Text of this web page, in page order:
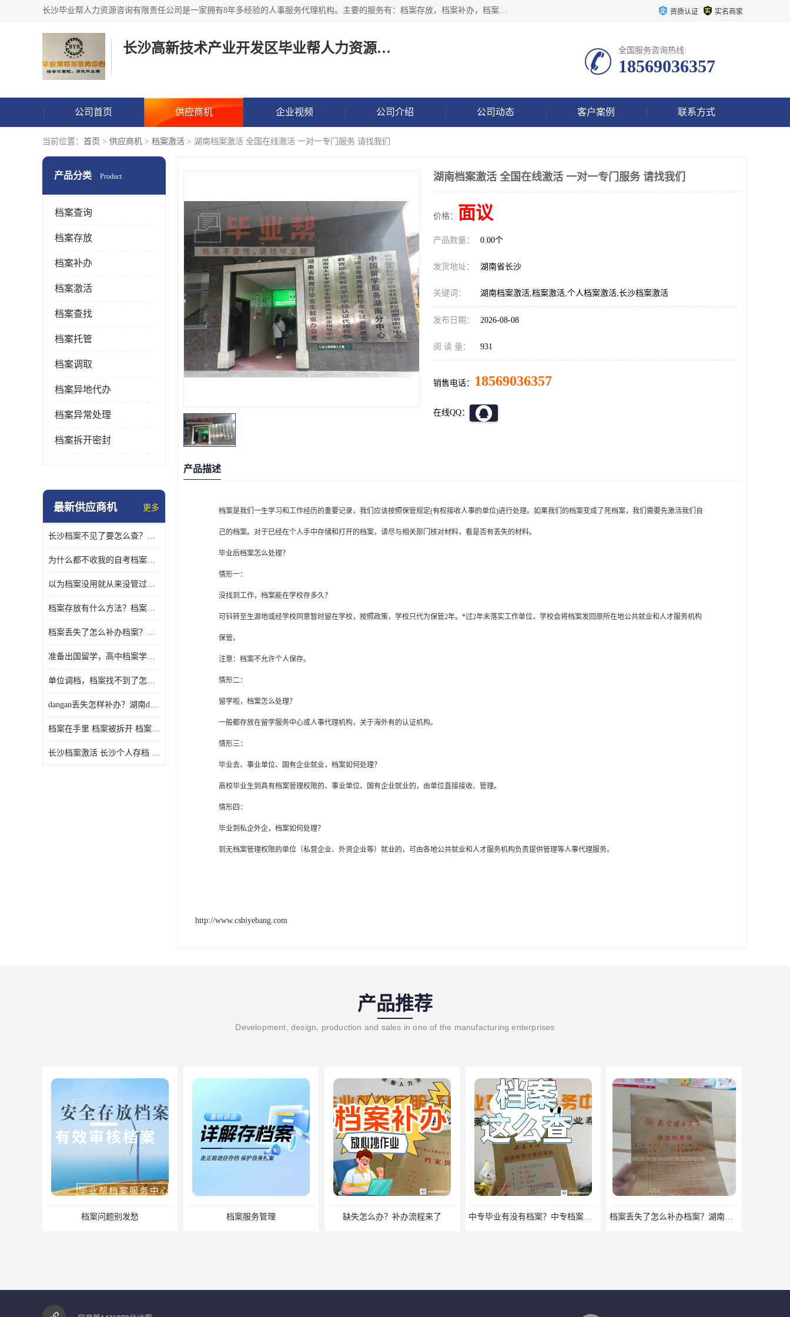
长沙毕业帮人力资源咨询有限责任公司是一家拥有8年多经验的人事服务代理机构。主要的服务有：档案存放，档案补办，档案激活，档案查询，档案查找，档案托管，档案调取，档案异地代办，档案异常处理 等；提供毕业档案处理、人事档案服务、商务代理代办、个人档案等服务，同时办事过程全程与客户沟通，确保真实、安全、可靠！ 资质认证 实名商家
长沙高新技术产业开发区毕业帮人力资源咨询有限责任公司 全国服务咨询热线:
18569036357
公司首页 供应商机 企业视频 公司介绍 公司动态 客户案例 联系方式
当前位置： 首页 > 供应商机 > 档案激活 > 湖南档案激活 全国在线激活 一对一专门服务 请找我们
产品分类 Product
档案查询
档案存放
档案补办
档案激活
档案查找
档案托管
档案调取
档案异地代办
档案异常处理
档案拆开密封
最新供应商机 更多
长沙档案不见了要怎么查？档案查询 档案补办
为什么都不收我的自考档案？自考档案怎么存档？
以为档案没用就从来没管过，现在要用档案该怎么办？
档案存放有什么方法？档案在手里为什么不能用
档案丢失了怎么补办档案？湖南档案补办 档案补办方法
准备出国留学，高中档案学校发给我了怎么办？
单位调档，档案找不到了怎么办？
dangan丢失怎样补办？湖南dangan丢失补办流程介绍！
档案在手里 档案被拆开 档案补办 档案问题一站式服务
长沙档案激活 长沙个人存档 长沙档案存档
湖南档案激活 全国在线激活 一对一专门服务 请找我们
价格： 面议
产品数量： 0.00个
发货地址： 湖南省长沙
关键词： 湖南档案激活,档案激活,个人档案激活,长沙档案激活
发布日期： 2026-08-08
阅 读 量： 931
销售电话： 18569036357
在线QQ：
产品描述
档案是我们一生学习和工作经历的重要记录，我们应该按照保管规定(有权接收人事的单位)进行处理。如果我们的档案变成了死档案，我们需要先激活我们自
己的档案。对于已经在个人手中存储和打开的档案，请尽与相关部门核对材料，看是否有丢失的材料。
毕业后档案怎么处理？
情形一：
没找到工作，档案能在学校存多久？
可钭转至生源地或经学校同意暂时留在学校，按照政策，学校只代为保管2年。*过2年未落实工作单位，学校会将档案发回原所在地公共就业和人才服务机构
保管。
注意：档案不允许个人保存。
情形二：
留学啦，档案怎么处理？
一般都存放在留学服务中心或人事代理机构，关于海外有的认证机构。
情形三：
毕业去、事业单位、国有企业就业，档案如何处理？
高校毕业生到具有档案管理权限的、事业单位、国有企业就业的，由单位直接接收、管理。
情形四：
毕业到私企外企，档案如何处理？
到无档案管理权限的单位（私营企业、外资企业等）就业的，可由各地公共就业和人才服务机构负责提供管理等人事代理服务。
http://www.csbiyebang.com
产品推荐
Development, design, production and sales in one of the manufacturing enterprises
档案问题别发愁 档案服务管理 缺失怎么办？补办流程来了 中专毕业有没有档案？中专档案应该如何管理？ 档案丢失了怎么补办档案？湖南档案补办 档案补办方法